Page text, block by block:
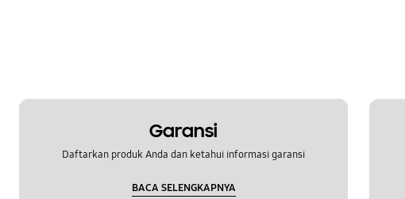
Garansi
Daftarkan produk Anda dan ketahui informasi garansi
BACA SELENGKAPNYA